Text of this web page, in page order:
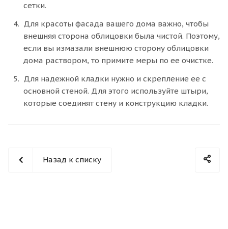
сетки.
Для красоты фасада вашего дома важно, чтобы
внешняя сторона облицовки была чистой. Поэтому,
если вы измазали внешнюю сторону облицовки
дома раствором, то примите меры по ее очистке.
Для надежной кладки нужно и скрепление ее с
основной стеной. Для этого используйте штыри,
которые соединят стену и конструкцию кладки.
Назад к списку